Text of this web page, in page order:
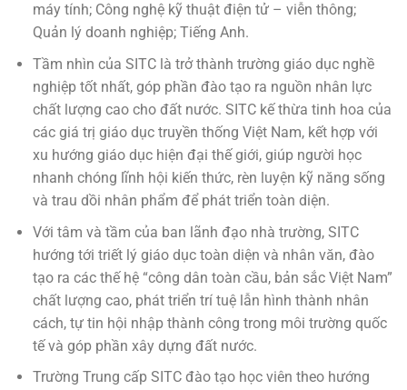
máy tính; Công nghệ kỹ thuật điện tử – viễn thông;
Quản lý doanh nghiệp; Tiếng Anh.
Tầm nhìn của SITC là trở thành trường giáo dục nghề
nghiệp tốt nhất, góp phần đào tạo ra nguồn nhân lực
chất lượng cao cho đất nước. SITC kế thừa tinh hoa của
các giá trị giáo dục truyền thống Việt Nam, kết hợp với
xu hướng giáo dục hiện đại thế giới, giúp người học
nhanh chóng lĩnh hội kiến thức, rèn luyện kỹ năng sống
và trau dồi nhân phẩm để phát triển toàn diện.
Với tâm và tầm của ban lãnh đạo nhà trường, SITC
hướng tới triết lý giáo dục toàn diện và nhân văn, đào
tạo ra các thế hệ “công dân toàn cầu, bản sắc Việt Nam”
chất lượng cao, phát triển trí tuệ lẫn hình thành nhân
cách, tự tin hội nhập thành công trong môi trường quốc
tế và góp phần xây dựng đất nước.
Trường Trung cấp SITC đào tạo học viên theo hướng